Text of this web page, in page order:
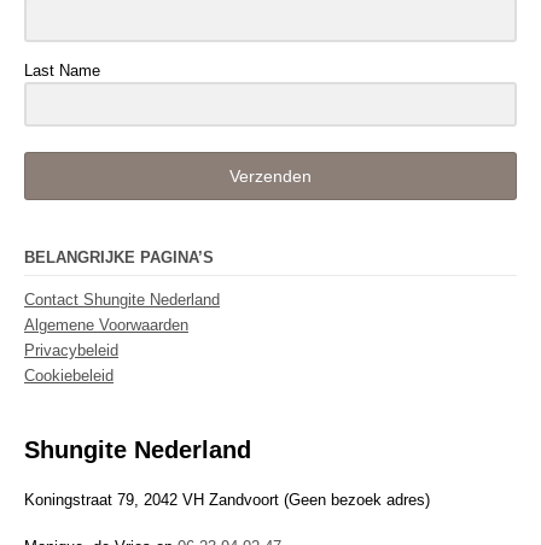
Last Name
Verzenden
BELANGRIJKE PAGINA’S
Contact Shungite Nederland
Algemene Voorwaarden
Privacybeleid
Cookiebeleid
Shungite Nederland
Koningstraat 79, 2042 VH Zandvoort (Geen bezoek adres)